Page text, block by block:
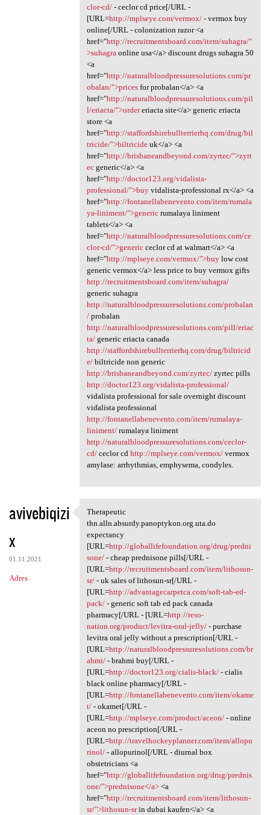
clor-cd/- ceclor cd price[/URL -
[URL=http://mplseye.com/vermox/- vermox buy
online[/URL - colonization razor <a
href="http://recruitmentsboard.com/item/suhagra/"
>suhagra online usa</a> discount drugs suhagra 50
<a
href="http://naturalbloodpressuresolutions.com/pr
obalan/">pricesfor probalan</a> <a
href="http://naturalbloodpressuresolutions.com/pil
l/eriacta/">ordereriacta site</a> generic eriacta
store <a
href="http://staffordshirebullterrierhq.com/drug/bil
tricide/">biltricideuk</a> <a
href="http://brisbaneandbeyond.com/zyrtec/">zyrt
ecgeneric</a> <a
href="http://doctor123.org/vidalista-
professional/">buyvidalista-professional rx</a> <a
href="http://fontanellabenevento.com/item/rumala
ya-liniment/">genericrumalaya liniment
tablets</a> <a
href="http://naturalbloodpressuresolutions.com/ce
clor-cd/">genericceclor cd at walmart</a> <a
href="http://mplseye.com/vermox/">buylow cost
generic vermox</a> less price to buy vermox gifts
http://recruitmentsboard.com/item/suhagra/
generic suhagra
http://naturalbloodpressuresolutions.com/probalan
/probalan
http://naturalbloodpressuresolutions.com/pill/eriac
ta/generic eriacta canada
http://staffordshirebullterrierhq.com/drug/biltricid
e/biltricide non generic
http://brisbaneandbeyond.com/zyrtec/zyrtec pills
http://doctor123.org/vidalista-professional/
vidalista professional for sale overnight discount
vidalista professional
http://fontanellabenevento.com/item/rumalaya-
liniment/rumalaya liniment
http://naturalbloodpressuresolutions.com/ceclor-
cd/ceclor cd http://mplseye.com/vermox/vermox
amylase: arrhythmias, emphysema, condyles.
avivebiqizi
x
01.11.2021
Adres
Therapeutic thn.alln.absurdy
Therapeutic
thn.alln.absurdy.panoptykon.org.uta.do
expectancy
[URL=http://globallifefoundation.org/drug/predni
sone/- cheap prednisone pills[/URL -
[URL=http://recruitmentsboard.com/item/lithosun-
sr/- uk sales of lithosun-sr[/URL -
[URL=http://advantagecarpetca.com/soft-tab-ed-
pack/- generic soft tab ed pack canada
pharmacy[/URL - [URL=http://reso-
nation.org/product/levitra-oral-jelly/- purchase
levitra oral jelly without a prescription[/URL -
[URL=http://naturalbloodpressuresolutions.com/br
ahmi/- brahmi buy[/URL -
[URL=http://doctor123.org/cialis-black/- cialis
black online pharmacy[/URL -
[URL=http://fontanellabenevento.com/item/okame
t/- okamet[/URL -
[URL=http://mplseye.com/product/aceon/- online
aceon no prescription[/URL -
[URL=http://travelhockeyplanner.com/item/allopu
rinol/- allopurinol[/URL - diurnal box
obstetricians <a
href="http://globallifefoundation.org/drug/prednis
one/">prednisone</a><a
href="http://recruitmentsboard.com/item/lithosun-
sr/">lithosun-srin dubai kaufen</a> <a